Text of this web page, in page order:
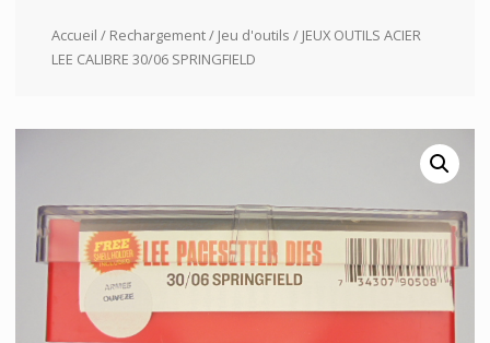
Accueil / Rechargement/ Jeu d'outils / JEUX OUTILS ACIER
LEE CALIBRE 30/06 SPRINGFIELD